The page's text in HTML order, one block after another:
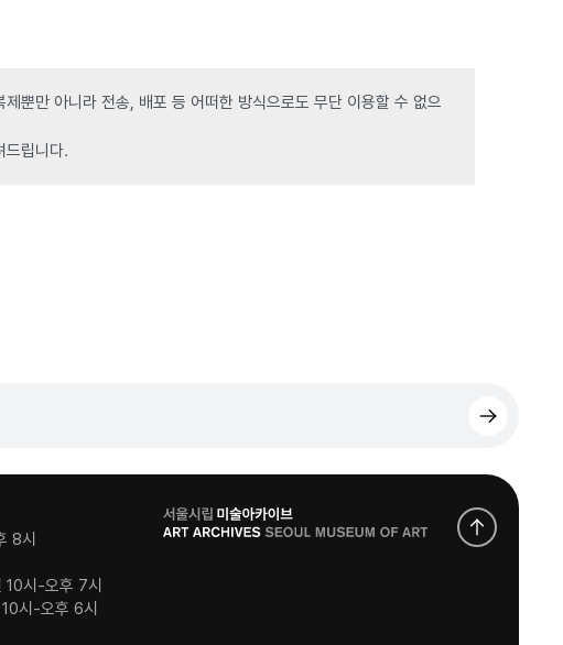
뿐만 아니라 전송, 배포 등 어떠한 방식으로도 무단 이용할 수 없으
드립니다.
8시
시-오후 7시
시-오후 6시
로
고